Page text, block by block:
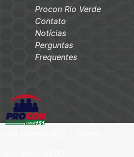
Procon Rio Verde
Contato
Notícias
Perguntas
Frequentes